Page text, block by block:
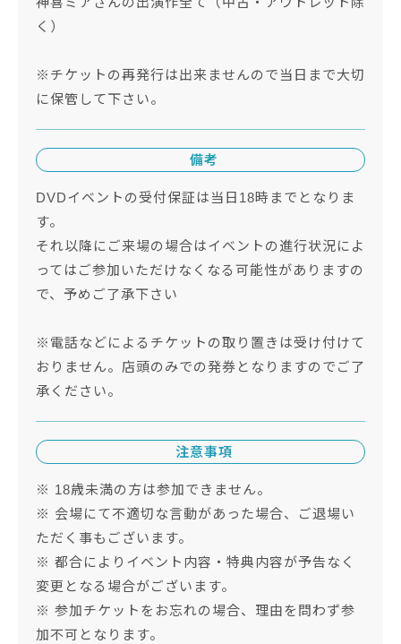
く）
※チケットの再発行は出来ませんので当日まで大切
に保管して下さい。
備考
DVDイベントの受付保証は当日18時までとなりま
す。
それ以降にご来場の場合はイベントの進行状況によ
ってはご参加いただけなくなる可能性がありますの
で、予めご了承下さい
※電話などによるチケットの取り置きは受け付けて
おりません。店頭のみでの発券となりますのでご了
承ください。
注意事項
※ 18歳未満の方は参加できません。
※ 会場にて不適切な言動があった場合、ご退場い
ただく事もございます。
※ 都合によりイベント内容・特典内容が予告なく
変更となる場合がございます。
※ 参加チケットをお忘れの場合、理由を問わず参
加不可となります。